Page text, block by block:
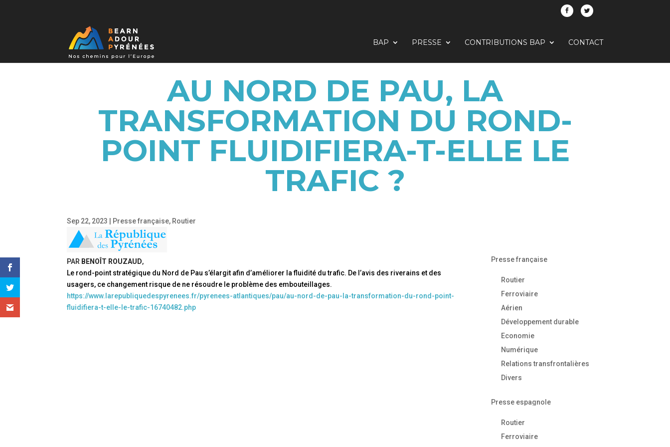
BAP PRESSE CONTRIBUTIONS BAP CONTACT
AU NORD DE PAU, LA
TRANSFORMATION DU ROND-
POINT FLUIDIFIERA-T-ELLE LE
TRAFIC ?
Sep 22, 2023 Presse française, Routier
PAR BENOÎT ROUZAUD,
Le rond-point stratégique du Nord de Pau s’élargit afin d’améliorer la fluidité du trafic. De l’avis des riverains et des
usagers, ce changement risque de ne résoudre le problème des embouteillages.
https://www.larepubliquedespyrenees.fr/pyrenees-atlantiques/pau/au-nord-de-pau-la-transformation-du-rond-point-
fluidifiera-t-elle-le-trafic-16740482.php
Presse française
Routier
Ferroviaire
Aérien
Développement durable
Economie
Numérique
Relations transfrontalières
Divers
Presse espagnole
Routier
Ferroviaire